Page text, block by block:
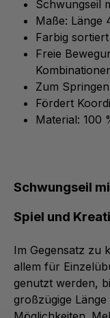
Schwungseil
Maße: Länge
Farbig sortiert
Freie
Zum
Fördert
Material: 100
Schwungseil
Spiel und
Im Gegensatz zu
allem für
genutzt werden,
großzügige